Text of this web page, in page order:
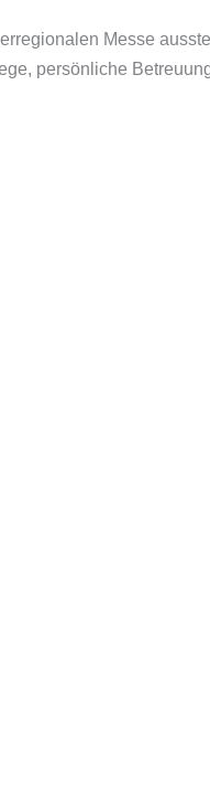
Messe
persönliche